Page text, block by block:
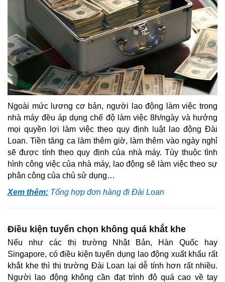
Ngoài mức lương cơ bản, người lao động làm việc trong
nhà máy đều áp dụng chế độ làm việc 8h/ngày và hưởng
mọi quyền lợi làm việc theo quy định luật lao động Đài
Loan. Tiền tăng ca làm thêm giờ, làm thêm vào ngày nghỉ
sẽ được tính theo quy định của nhà máy. Tùy thuộc tình
hình công việc của nhà máy, lao động sẽ làm việc theo sự
phân công của chủ sử dụng…
Xem thêm: Tổng hợp đơn hàng đi Đài Loan
Điều kiện tuyển chọn không quá khắt khe
Nếu như các thị trường Nhật Bản, Hàn Quốc hay
Singapore, có điều kiện tuyển dụng lao động xuất khẩu rất
khắt khe thì thị trường Đài Loan lại dễ tính hơn rất nhiều.
Người lao động không cần đạt trình độ quá cao về tay